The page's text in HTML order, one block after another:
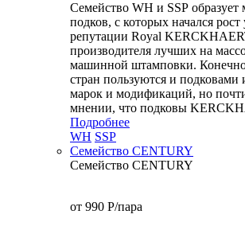
Семейство WH и SSP образует
подков, с которых начался
репутации Royal
производителя лучших на
машинной штамповки.
стран пользуются и
марок и модификаций, но
мнении, что подковы
Подробнее
WH SSP
Семейство CENTURY
Семейство CENTURY
от 990 P/пара